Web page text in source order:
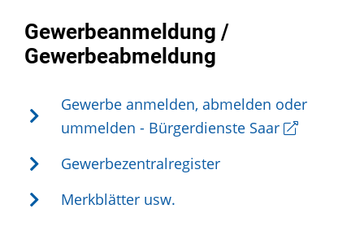
Gewerbeanmeldung /
Gewerbeabmeldung
Gewerbe anmelden, abmelden oder
ummelden - Bürgerdienste Saar
Gewerbezentralregister
Merkblätter usw.